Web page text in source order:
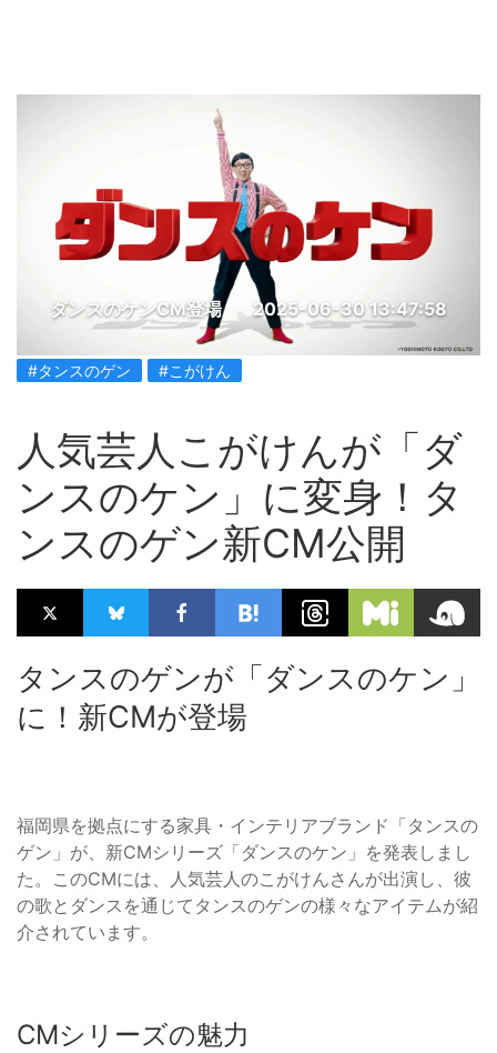
ダンスのケンCM登場 2025-06-30 13:47:58
#タンスのゲン #こがけん
人気芸人こがけんが「ダ
ンスのケン」に変身！タ
ンスのゲン新CM公開
タンスのゲンが「ダンスのケン」
に！新CMが登場
福岡県を拠点にする家具・インテリアブランド「タンスの
ゲン」が、新CMシリーズ「ダンスのケン」を発表しまし
た。このCMには、人気芸人のこがけんさんが出演し、彼
の歌とダンスを通じてタンスのゲンの様々なアイテムが紹
介されています。
CMシリーズの魅力